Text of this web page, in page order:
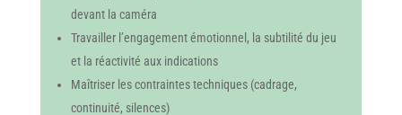
devant la caméra
Travailler l’engagement émotionnel, la subtilité du jeu
et la réactivité aux indications
Maîtriser les contraintes techniques (cadrage,
continuité, silences)